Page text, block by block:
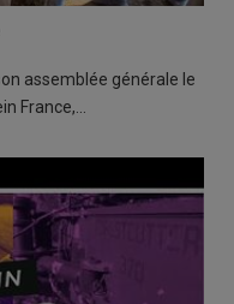
assemblée générale le
France,…